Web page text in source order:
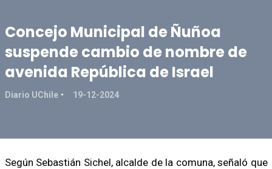
Concejo Municipal de Ñuñoa
suspende cambio de nombre de
avenida República de Israel
Diario UChile 19-12-2024
Según Sebastián Sichel, alcalde de la comuna, señaló que